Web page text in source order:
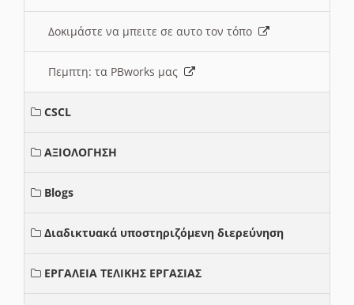
Δοκιμάστε να μπειτε σε αυτο τον τόπο
Πεμπτη: τα PBworks μας
CSCL
ΑΞΙΟΛΟΓΗΣΗ
Blogs
Διαδικτυακά υποστηριζόμενη διερεύνηση
ΕΡΓΑΛΕΙΑ ΤΕΛΙΚΗΣ ΕΡΓΑΣΙΑΣ